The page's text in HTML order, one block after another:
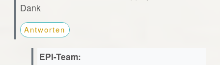
Dank
Antworten
EPI-Team: